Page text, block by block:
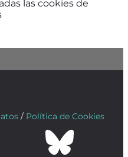
las cookies de
/ Política de Cookies